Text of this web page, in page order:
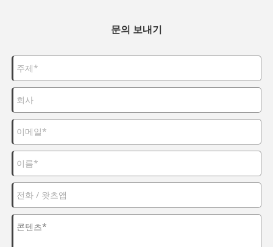
문의 보내기